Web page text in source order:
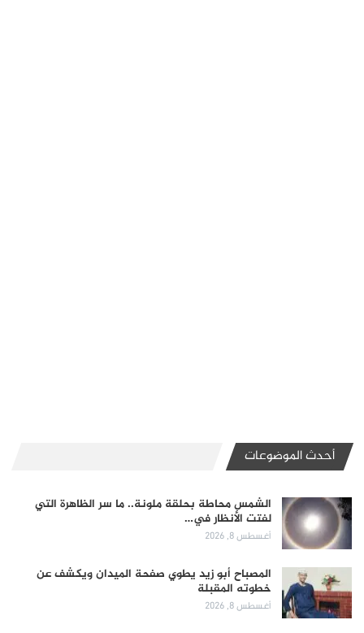
أحدث الموضوعات
الشمس محاطة بحلقة ملونة.. ما سر الظاهرة التي
لفتت الأنظار في…
أغسطس 8, 2026
المصباح أبو زيد يطوي صفحة الميدان ويكشف عن
خطوته المقبلة
أغسطس 8, 2026